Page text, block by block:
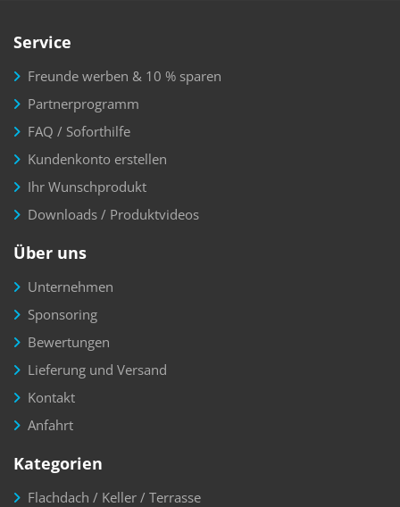
Service
Freunde werben & 10 % sparen
Partnerprogramm
FAQ / Soforthilfe
Kundenkonto erstellen
Ihr Wunschprodukt
Downloads / Produktvideos
Über uns
Unternehmen
Sponsoring
Bewertungen
Lieferung und Versand
Kontakt
Anfahrt
Kategorien
Flachdach / Keller / Terrasse